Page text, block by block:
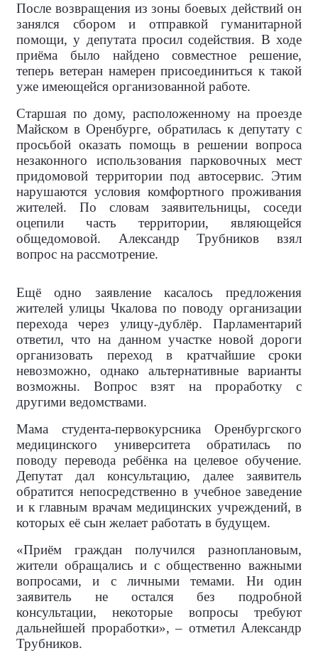
После возвращения из зоны боевых действий он
занялся сбором и отправкой гуманитарной
помощи, у депутата просил содействия. В ходе
приёма было найдено совместное решение,
теперь ветеран намерен присоединиться к такой
уже имеющейся организованной работе.
Старшая по дому, расположенному на проезде
Майском в Оренбурге, обратилась к депутату с
просьбой оказать помощь в решении вопроса
незаконного использования парковочных мест
придомовой территории под автосервис. Этим
нарушаются условия комфортного проживания
жителей. По словам заявительницы, соседи
оцепили часть территории, являющейся
общедомовой. Александр Трубников взял
вопрос на рассмотрение.
Ещё одно заявление касалось предложения
жителей улицы Чкалова по поводу организации
перехода через улицу-дублёр. Парламентарий
ответил, что на данном участке новой дороги
организовать переход в кратчайшие сроки
невозможно, однако альтернативные варианты
возможны. Вопрос взят на проработку с
другими ведомствами.
Мама студента-первокурсника Оренбургского
медицинского университета обратилась по
поводу перевода ребёнка на целевое обучение.
Депутат дал консультацию, далее заявитель
обратится непосредственно в учебное заведение
и к главным врачам медицинских учреждений, в
которых её сын желает работать в будущем.
«Приём граждан получился разноплановым,
жители обращались и с общественно важными
вопросами, и с личными темами. Ни один
заявитель не остался без подробной
консультации, некоторые вопросы требуют
дальнейшей проработки», – отметил Александр
Трубников.